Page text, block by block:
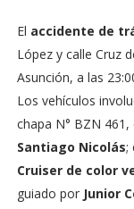
El accidente de
López y calle Cruz
Asunción, a las
Los vehículos
chapa N° BZN
Santiago Nicolás;
Cruiser de color
guiado por Junior